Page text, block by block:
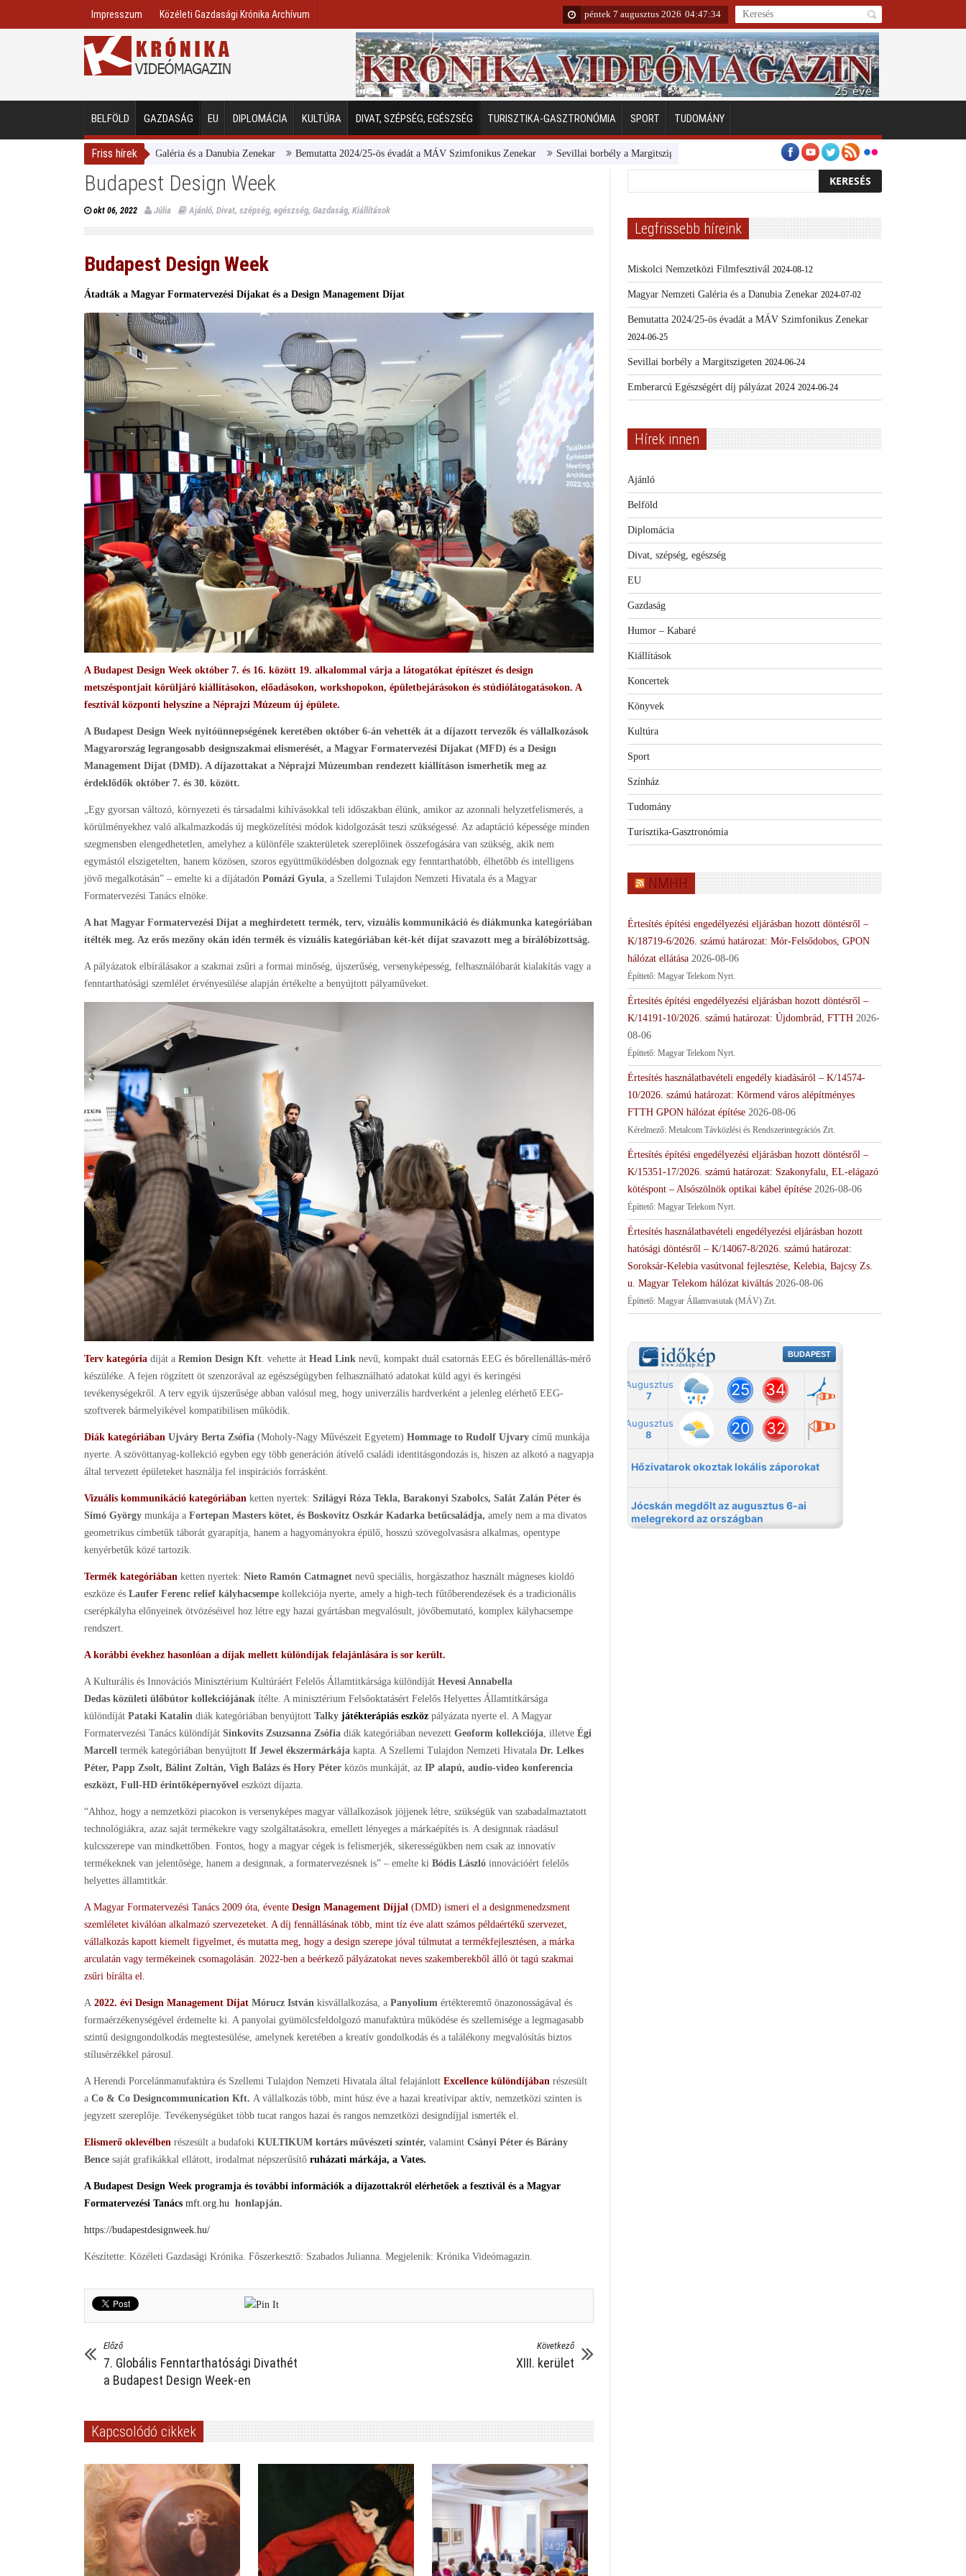
Impresszum Közéleti Gazdasági Krónika Archívum péntek 7 augusztus 2026 04:47:35
BELFÖLD GAZDASÁG EU DIPLOMÁCIA KULTÚRA DIVAT, SZÉPSÉG, EGÉSZSÉG TURISZTIKA-GASZTRONÓMIA SPORT TUDOMÁNY
Friss hírek
Magyar Nemzeti Galéria és a Danubia Zenekar Bemutatta 2024/25-ös évadát a MÁV Szimfonikus Zenekar Sevillai borbély a Margitszigeten Emberarcú Egészségért díj pályázat 2024 Kertész/Kópiák
Budapest Design Week
okt 06, 2022 Júlia Ajánló, Divat, szépség, egészség, Gazdaság, Kiállítások
Budapest Design Week
Átadták a Magyar Formatervezési Díjakat és a Design Management Díjat
A Budapest Design Week október 7. és 16. között 19. alkalommal várja a látogatókat építészet és design
metszéspontjait körüljáró kiállításokon, előadásokon, workshopokon, épületbejárásokon és stúdiólátogatásokon. A
fesztivál központi helyszíne a Néprajzi Múzeum új épülete.
A Budapest Design Week nyitóünnepségének keretében október 6-án vehették át a díjazott tervezők és vállalkozások
Magyarország legrangosabb designszakmai elismerését, a Magyar Formatervezési Díjakat (MFD) és a Design
Management Díjat (DMD). A díjazottakat a Néprajzi Múzeumban rendezett kiállításon ismerhetik meg az
érdeklődők október 7. és 30. között.
„Egy gyorsan változó, környezeti és társadalmi kihívásokkal teli időszakban élünk, amikor az azonnali helyzetfelismerés, a
körülményekhez való alkalmazkodás új megközelítési módok kidolgozását teszi szükségessé. Az adaptáció képessége minden
szegmensben elengedhetetlen, amelyhez a különféle szakterületek szereplőinek összefogására van szükség, akik nem
egymástól elszigetelten, hanem közösen, szoros együttműködésben dolgoznak egy fenntarthatóbb, élhetőbb és intelligens
jövő megalkotásán” – emelte ki a díjátadón Pomázi Gyula , a Szellemi Tulajdon Nemzeti Hivatala és a Magyar
Formatervezési Tanács elnöke.
A hat Magyar Formatervezési Díjat a meghirdetett termék, terv, vizuális kommunikáció és diákmunka kategóriában
ítélték meg. Az erős mezőny okán idén termék és vizuális kategóriában két-két díjat szavazott meg a bírálóbizottság.
A pályázatok elbírálásakor a szakmai zsűri a formai minőség, újszerűség, versenyképesség, felhasználóbarát kialakítás vagy a
fenntarthatósági szemlélet érvényesülése alapján értékelte a benyújtott pályaműveket.
Terv kategória díját a Remion Design Kft. vehette át Head Link nevű, kompakt duál csatornás EEG és bőrellenállás-mérő
készüléke. A fejen rögzített öt szenzorával az egészségügyben felhasználható adatokat küld agyi és keringési
tevékenységekről. A terv egyik újszerűsége abban valósul meg, hogy univerzális hardverként a jelenleg elérhető EEG-
szoftverek bármelyikével kompatibilisen működik.
Diák kategóriában Ujváry Berta Zsófia (Moholy-Nagy Művészeit Egyetem) Hommage to Rudolf Ujvary című munkája
nyerte. A szövöttanyag-kollekció egyben egy több generáción átívelő családi identitásgondozás is, hiszen az alkotó a nagyapja
által tervezett épületeket használja fel inspirációs forrásként.
Vizuális kommunikáció kategóriában ketten nyertek: Szilágyi Róza Tekla, Barakonyi Szabolcs, Salát Zalán Péter és
Simó György munkája a Fortepan Masters kötet, és Boskovitz Oszkár Kadarka betűcsaládja, amely nem a ma divatos
geometrikus címbetűk táborát gyarapítja, hanem a hagyományokra épülő, hosszú szövegolvasásra alkalmas, opentype
kenyérbetűk közé tartozik.
Termék kategóriában ketten nyertek: Nieto Ramón Catmagnet nevű speciális, horgászathoz használt mágneses kioldó
eszköze és Laufer Ferenc relief kályhacsempe kollekciója nyerte, amely a high-tech fűtőberendezések és a tradicionális
cserépkályha előnyeinek ötvözéséivel hoz létre egy hazai gyártásban megvalósult, jövőbemutató, komplex kályhacsempe
rendszert.
A korábbi évekhez hasonlóan a díjak mellett különdíjak felajánlására is sor került.
A Kulturális és Innovációs Minisztérium Kultúráért Felelős Államtitkársága különdíját Hevesi Annabella
Dedas közületi ülőbútor kollekciójának ítélte. A minisztérium Felsőoktatásért Felelős Helyettes Államtitkársága
különdíját Pataki Katalin diák kategóriában benyújtott Talky játékterápiás eszköz pályázata nyerte el. A Magyar
Formatervezési Tanács különdíját Sinkovits Zsuzsanna Zsófia diák kategóriában nevezett Geoform kollekciója, illetve Égi
Marcell termék kategóriában benyújtott If Jewel ékszermárkája kapta. A Szellemi Tulajdon Nemzeti Hivatala Dr. Lelkes
Péter, Papp Zsolt, Bálint Zoltán, Vigh Balázs és Hory Péter közös munkáját, az IP alapú, audio-video konferencia
eszközt, Full-HD érintőképernyővel eszközt díjazta.
“Ahhoz, hogy a nemzetközi piacokon is versenyképes magyar vállalkozások jöjjenek létre, szükségük van szabadalmaztatott
technológiákra, azaz saját termékekre vagy szolgáltatásokra, emellett lényeges a márkaépítés is. A designnak ráadásul
kulcsszerepe van mindkettőben. Fontos, hogy a magyar cégek is felismerjék, sikerességükben nem csak az innovatív
termékeknek van jelentősége, hanem a designnak, a formatervezésnek is” – emelte ki Bódis László innovációért felelős
helyettes államtitkár.
A Magyar Formatervezési Tanács 2009 óta, évente Design Management Díjjal (DMD) ismeri el a designmenedzsment
szemléletet kiválóan alkalmazó szervezeteket. A díj fennállásának több, mint tíz éve alatt számos példaértékű szervezet,
vállalkozás kapott kiemelt figyelmet, és mutatta meg, hogy a design szerepe jóval túlmutat a termékfejlesztésen, a márka
arculatán vagy termékeinek csomagolásán. 2022-ben a beérkező pályázatokat neves szakemberekből álló öt tagú szakmai
zsűri bírálta el.
A 2022. évi Design Management Díjat Mórucz István kisvállalkozása, a Panyolium értékteremtő önazonosságával és
formaérzékenységével érdemelte ki. A panyolai gyümölcsfeldolgozó manufaktúra működése és szellemisége a legmagasabb
szintű designgondolkodás megtestesülése, amelynek keretében a kreatív gondolkodás és a találékony megvalósítás biztos
stílusérzékkel párosul.
A Herendi Porcelánmanufaktúra és Szellemi Tulajdon Nemzeti Hivatala által felajánlott Excellence különdíjában részesült
a Co & Co Designcommunication Kft. A vállalkozás több, mint húsz éve a hazai kreatívipar aktív, nemzetközi szinten is
jegyzett szereplője. Tevékenységüket több tucat rangos hazai és rangos nemzetközi designdíjjal ismerték el.
Elismerő oklevélben részesült a budafoki KULTIKUM kortárs művészeti színtér, valamint Csányi Péter és Bárány
Bence saját grafikákkal ellátott, irodalmat népszerűsítő ruházati márkája, a Vates.
A Budapest Design Week programja és további információk a díjazottakról elérhetőek a fesztivál és a Magyar
Formatervezési Tanács mft.org.hu honlapján.
https://budapestdesignweek.hu/
Készítette: Közéleti Gazdasági Krónika. Főszerkesztő: Szabados Julianna. Megjelenik: Krónika Videómagazin.
Előző
7. Globális Fenntarthatósági Divathét
a Budapest Design Week-en
Következő
XIII. kerület
Kapcsolódó cikkek
Legfrissebb híreink
Miskolci Nemzetközi Filmfesztivál 2024-08-12
Magyar Nemzeti Galéria és a Danubia Zenekar 2024-07-02
Bemutatta 2024/25-ös évadát a MÁV Szimfonikus Zenekar
2024-06-25
Sevillai borbély a Margitszigeten 2024-06-24
Emberarcú Egészségért díj pályázat 2024 2024-06-24
Hírek innen
Ajánló
Belföld
Diplomácia
Divat, szépség, egészség
EU
Gazdaság
Humor – Kabaré
Kiállítások
Koncertek
Könyvek
Kultúra
Sport
Színház
Tudomány
Turisztika-Gasztronómia
NMHH
Értesítés építési engedélyezési eljárásban hozott döntésről –
K/18719-6/2026. számú határozat: Mór-Felsődobos, GPON
hálózat ellátása 2026-08-06
Építtető: Magyar Telekom Nyrt.
Értesítés építési engedélyezési eljárásban hozott döntésről –
K/14191-10/2026. számú határozat: Újdombrád, FTTH 2026-
08-06
Építtető: Magyar Telekom Nyrt.
Értesítés használatbavételi engedély kiadásáról – K/14574-
10/2026. számú határozat: Körmend város alépítményes
FTTH GPON hálózat építése 2026-08-06
Kérelmező: Metalcom Távközlési és Rendszerintegrációs Zrt.
Értesítés építési engedélyezési eljárásban hozott döntésről –
K/15351-17/2026. számú határozat: Szakonyfalu, EL-elágazó
kötéspont – Alsószölnök optikai kábel építése 2026-08-06
Építtető: Magyar Telekom Nyrt.
Értesítés használatbavételi engedélyezési eljárásban hozott
hatósági döntésről – K/14067-8/2026. számú határozat:
Soroksár-Kelebia vasútvonal fejlesztése, Kelebia, Bajcsy Zs.
u. Magyar Telekom hálózat kiváltás 2026-08-06
Építtető: Magyar Államvasutak (MÁV) Zrt.